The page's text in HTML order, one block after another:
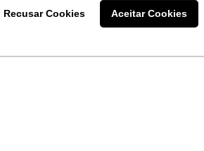
Recusar Cookies Aceitar Cookies